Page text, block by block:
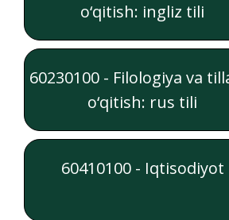
o‘qitish: ingliz tili
60230100 - Filologiya va
o‘qitish: rus tili
60410100 - Iqtisodiyot